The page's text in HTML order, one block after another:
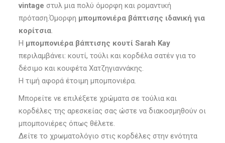
vintage στυλ μια πολύ όμορφη και ρομαντική
πρόταση.Όμορφη μπομπονιέρα βάπτισης ιδανική για
κορίτσια.
Η μπομπονιέρα βάπτισης κουτί Sarah Kay
περιλαμβάνει: κουτί, τούλι και κορδέλα σατέν για το
δέσιμο και κουφέτα Χατζηγιαννάκης.
Η τιμή αφορά έτοιμη μπομπονιέρα.
Μπορείτε νε επιλέξετε χρώματα σε τούλια και
κορδέλες της αρεσκείας σας ώστε να διακοσμηθούν οι
μπομπονιέρες όπως θέλετε.
Δείτε το χρωματολόγιο στις κορδέλες στην ενότητα